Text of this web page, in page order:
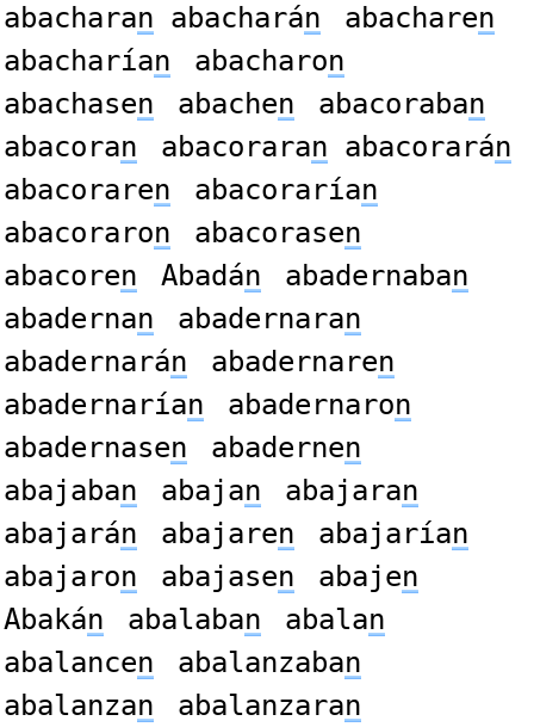
abacharan abacharán abacharen
abacharían abacharon
abachasen abachen abacoraban
abacoran abacoraran abacorarán
abacoraren abacorarían
abacoraron abacorasen
abacoren Abadán abadernaban
abadernan abadernaran
abadernarán abadernaren
abadernarían abadernaron
abadernasen abadernen
abajaban abajan abajaran
abajarán abajaren abajarían
abajaron abajasen abajen
Abakán abalaban abalan
abalancen abalanzaban
abalanzan abalanzaran